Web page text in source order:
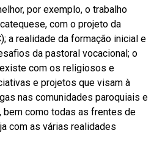
por exemplo, o trabalho
com o projeto da
a realidade da formação inicial e
da pastoral vocacional; o
com os religiosos e
e projetos que visam à
nas comunidades paroquiais e
como todas as frentes de
com as várias realidades